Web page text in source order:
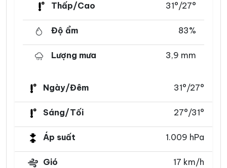
Thấp/Cao
31°/27°
Độ ẩm 83%
Lượng mưa 3,9 mm
Ngày/Đêm 31°/27°
Sáng/Tối 27°/31°
Áp suất 1.009 hPa
Gió 17 km/h